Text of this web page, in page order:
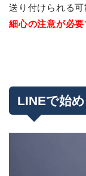
送り付けられる
細心の注意が必要
LINEで始